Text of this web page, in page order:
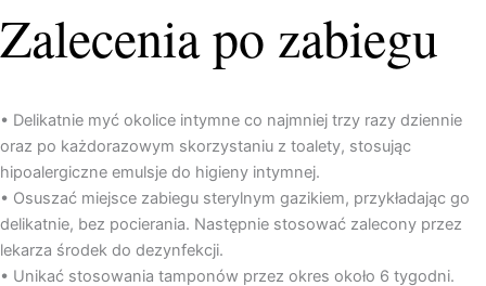
Zalecenia po zabiegu
• Delikatnie myć okolice intymne co najmniej trzy razy dziennie
oraz po każdorazowym skorzystaniu z toalety, stosując
hipoalergiczne emulsje do higieny intymnej.
• Osuszać miejsce zabiegu sterylnym gazikiem, przykładając go
delikatnie, bez pocierania. Następnie stosować zalecony przez
lekarza środek do dezynfekcji.
• Unikać stosowania tamponów przez okres około 6 tygodni.